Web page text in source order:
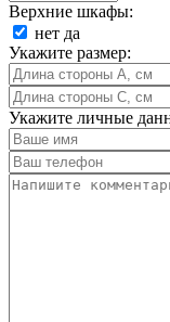
Верхние шкафы:
нет да
Укажите размер:
Укажите личные